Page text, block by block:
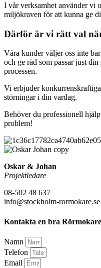
I vår verksamhet använder vi
miljökraven för att kunna ge
Därför är vi rätt val
Våra kunder väljer oss inte
och ge råd som passar just
processen.
Vi erbjuder
störningar i din vardag.
Behöver du professionell
problem!
Oskar & Johan
Projektledare
08-502 48 637
info@stockholm-rormokare.se
Kontakta en bra
Namn
Telefon
Email